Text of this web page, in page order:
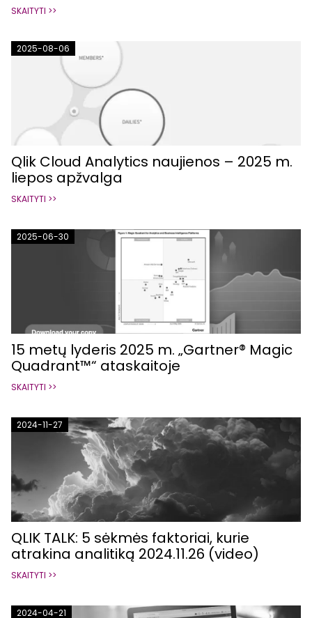
SKAITYTI >>
2025-08-06
Qlik Cloud Analytics naujienos – 2025 m.
liepos apžvalga
SKAITYTI >>
2025-06-30
15 metų lyderis 2025 m. „Gartner® Magic
Quadrant™“ ataskaitoje
SKAITYTI >>
2024-11-27
QLIK TALK: 5 sėkmės faktoriai, kurie
atrakina analitiką 2024.11.26 (video)
SKAITYTI >>
2024-04-21